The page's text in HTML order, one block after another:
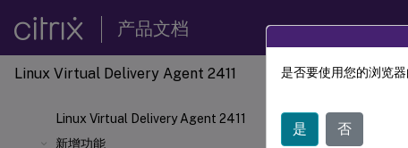
产品文档
Linux Virtual Delivery Agent 2411
Linux Virtual Delivery Agent 2411
新增功能
此内容已经过机
是否要使用您的浏览
是 否